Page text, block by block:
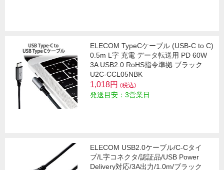
ELECOM TypeCケーブル (USB-C to C)
0.5m L字 充電 データ転送用 PD 60W
3A USB2.0 RoHS指令準拠 ブラック
U2C-CCL05NBK
1,018円 (税込)
発送目安：3営業日
ELECOM USB2.0ケーブル/C-Cタイ
プ/L字コネクタ/認証品/USB Power
Delivery対応/3A出力/1.0m/ブラック